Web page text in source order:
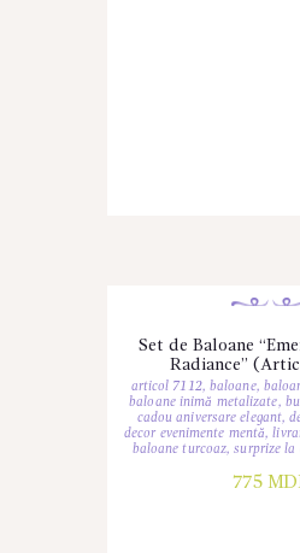
Set de Baloane
Radiance”
articol 7112, baloane,
baloane inimă metalizate,
cadou aniversare elegant,
decor evenimente mentă,
baloane turcoaz,surprize la
775